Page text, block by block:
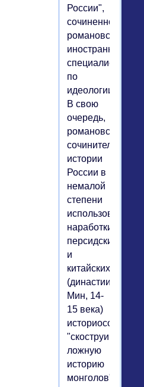
России",
сочиненной
романовскими
иностранными
специалистами
по
идеологии.
В свою
очередь,
романовские
сочинители
истории
России в
немалой
степени
использовали
наработки
персидских
и
китайских
(династии
Мин, 14-
15 века)
ложную
историю
монголов"